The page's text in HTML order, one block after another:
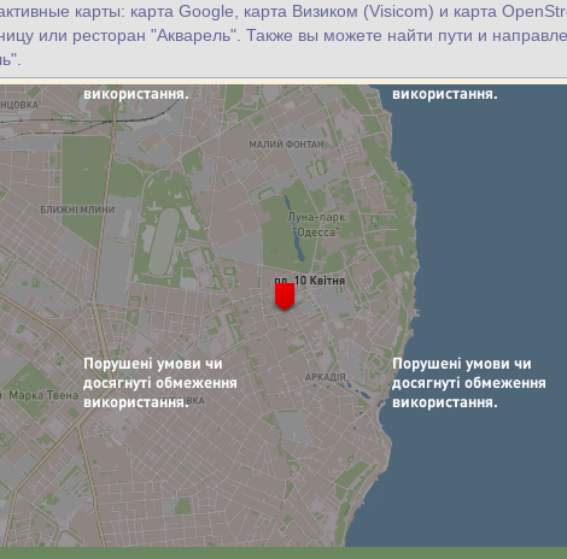
карты: карта Google, карта Визиком (Visicom) и карта
или ресторан "Акварель". Также вы можете найти пути и